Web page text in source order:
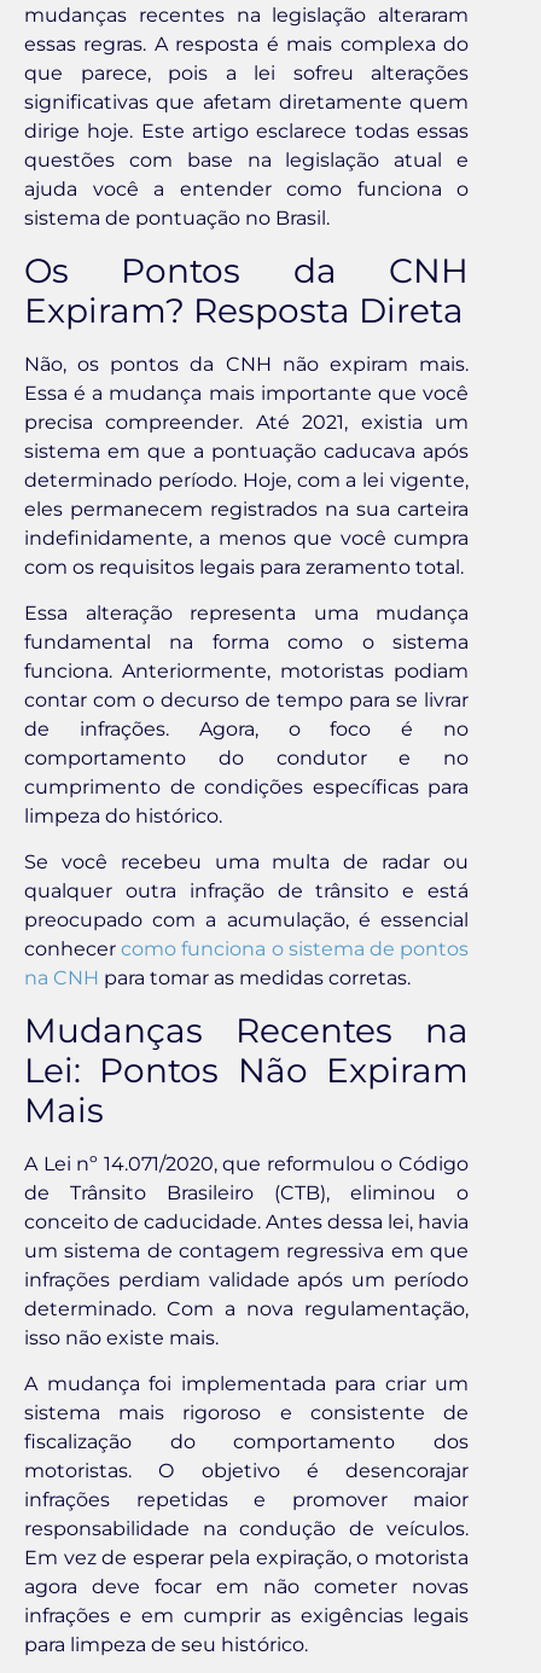
mudanças recentes na legislação alteraram
essas regras. A resposta é mais complexa do
que parece, pois a lei sofreu alterações
significativas que afetam diretamente quem
dirige hoje. Este artigo esclarece todas essas
questões com base na legislação atual e
ajuda você a entender como funciona o
sistema de pontuação no Brasil.
Os Pontos da CNH
Expiram? Resposta Direta
Não, os pontos da CNH não expiram mais.
Essa é a mudança mais importante que você
precisa compreender. Até 2021, existia um
sistema em que a pontuação caducava após
determinado período. Hoje, com a lei vigente,
eles permanecem registrados na sua carteira
indefinidamente, a menos que você cumpra
com os requisitos legais para zeramento total.
Essa alteração representa uma mudança
fundamental na forma como o sistema
funciona. Anteriormente, motoristas podiam
contar com o decurso de tempo para se livrar
de infrações. Agora, o foco é no
comportamento do condutor e no
cumprimento de condições específicas para
limpeza do histórico.
Se você recebeu uma multa de radar ou
qualquer outra infração de trânsito e está
preocupado com a acumulação, é essencial
conhecercomo funciona o sistema de pontos
na CNH para tomar as medidas corretas.
Mudanças Recentes na
Lei: Pontos Não Expiram
Mais
A Lei nº 14.071/2020, que reformulou o Código
de Trânsito Brasileiro (CTB), eliminou o
conceito de caducidade. Antes dessa lei, havia
um sistema de contagem regressiva em que
infrações perdiam validade após um período
determinado. Com a nova regulamentação,
isso não existe mais.
A mudança foi implementada para criar um
sistema mais rigoroso e consistente de
fiscalização do comportamento dos
motoristas. O objetivo é desencorajar
infrações repetidas e promover maior
responsabilidade na condução de veículos.
Em vez de esperar pela expiração, o motorista
agora deve focar em não cometer novas
infrações e em cumprir as exigências legais
para limpeza de seu histórico.